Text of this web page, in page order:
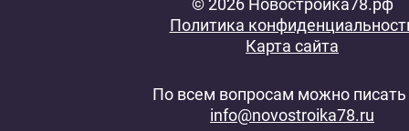
© 2026 Новостройка78.рф
Политика
Карта сайта
По всем вопросам можно писать
info@novostroika78.ru